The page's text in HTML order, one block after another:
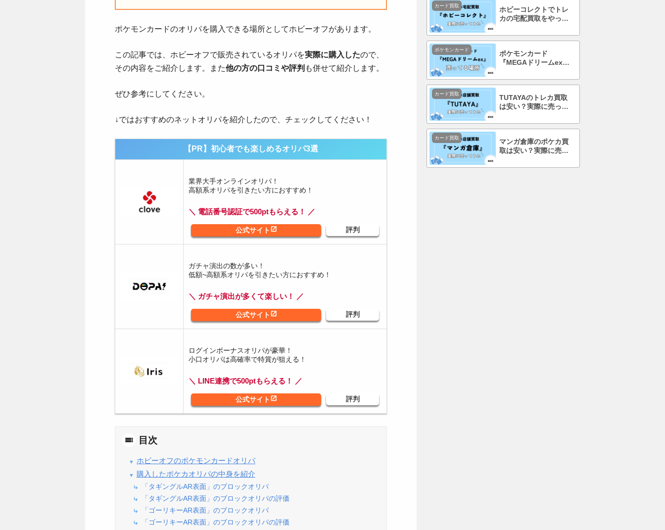
ポケモンカードのオリパを購入できる場所としてホビーオフがあります。
この記事では、ホビーオフで販売されているオリパを実際に購入したので、
その内容をご紹介します。また他の方の口コミや評判 も併せて紹介します。
ぜひ参考にしてください。
↓ではおすすめのネットオリパを紹介したので、チェックしてください！
【PR】初心者でも楽しめるオリパ3選
業界大手オンラインオリパ！
高額系オリパを引きたい方におすすめ！
＼ 電話番号認証で500ptもらえる！ ／
ガチャ演出の数が多い！
低額~高額系オリパを引きたい方におすすめ！
＼ ガチャ演出が多くて楽しい！ ／
ログインボーナスオリパが豪華！
小口オリパは高確率で特賞が狙える！
＼ LINE連携で500ptもらえる！ ／
目次
ホビーオフのポケモンカードオリパ
購入したポケカオリパの中身を紹介
「タギングルAR表面」のブロックオリパ
「タギングルAR表面」のブロックオリパの評価
「ゴーリキーAR表面」のブロックオリパ
「ゴーリキーAR表面」のブロックオリパの評価
ホビーコレクトでトレ
カの宅配買取をやって
で徹底調査！
カード買取
ポケモンカード
『MEGAドリームex』
こ？コンビニで買え
ポケモンカード
TUTAYAのトレカ買取
は安い？実際に売って
徹底調査！
カード買取
マンガ倉庫のポケカ買
取は安い？実際に売っ
で徹底調査！
カード買取